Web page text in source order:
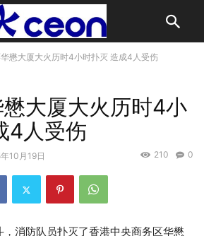
懋大厦大火历时4小时扑灭 造成4人受伤
大厦大火历时4小
4人受伤
10月19日 0
210
消防队员扑灭了香港中央商务区华懋